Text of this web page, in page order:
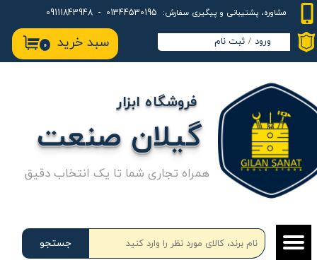
مشاوره، پشتیبانی و پیگیری سفارش:
۰ سبد خرید ورود / ثبت نام
حساب کاربری من
تغییر گذر واژه
سفارشات
خروج از حساب کاربری
جستجو
گیلان صنعت
فروشگاه ابزار
همراه تجاری شما تا یک انتخاب دقیق